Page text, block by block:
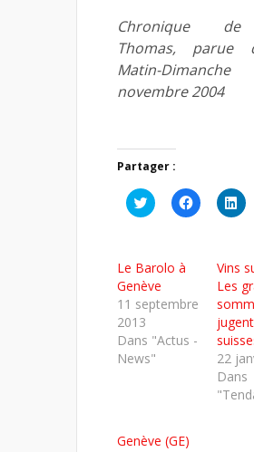
Chronique
Thomas, parue
Matin-
novembre 2004
Partager :
Cliquez
pour
dans
une
nouvelle
fenêtre)
Cliquez
pour
nouvelle
fenêtre)
Le Barolo à
Genève
11 septembre
2013
Dans "Actus -
News"
Vins
Les
22
Dans
Genève (GE)